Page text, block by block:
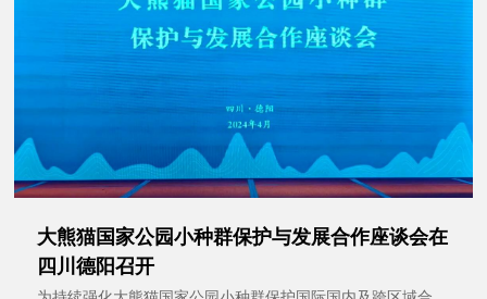
大熊猫国家公园小种群保护与发展合作座谈会在
四川德阳召开